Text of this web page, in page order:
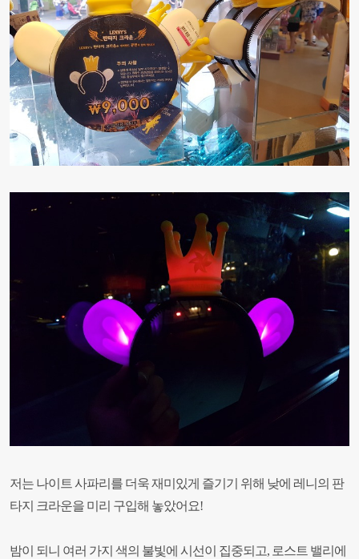
저는 나이트 사파리를 더욱 재미있게 즐기기 위해 낮에 레니의 판
타지 크라운을 미리 구입해 놓았어요!
밤이 되니 여러 가지 색의 불빛에 시선이 집중되고, 로스트 밸리에